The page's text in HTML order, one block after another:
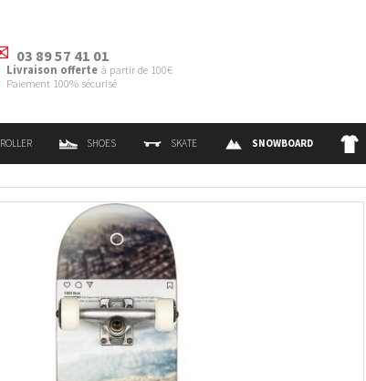
03 89 57 41 01
Livraison offerte à partir de 100€
Paiement 100% sécurisé
ROLLER SHOES SKATE SNOWBOARD